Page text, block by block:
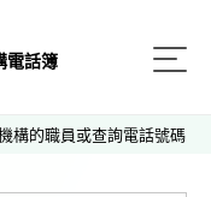
電話簿
構的職員或查詢電話號碼